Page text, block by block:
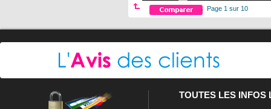
Page 1 sur 10
TOUTES LES INFOS